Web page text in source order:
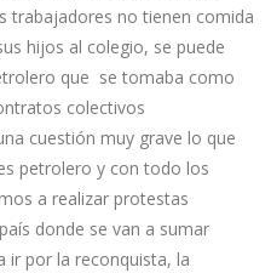
trabajadores no tienen comida
hijos al colegio, se puede
que se tomaba como
colectivos
cuestión muy grave lo que
petrolero y con todo los
a realizar protestas
donde se van a sumar
por la reconquista, la